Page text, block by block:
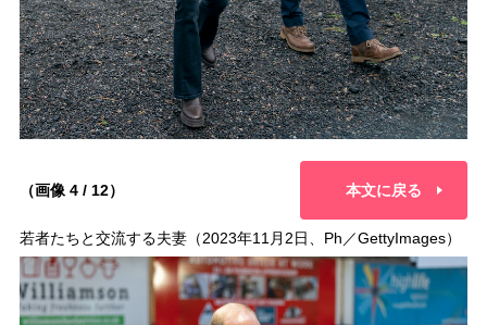
（画像 4 / 12） 本文に戻る
若者たちと交流する夫妻（2023年11月2日、Ph／GettyImages）